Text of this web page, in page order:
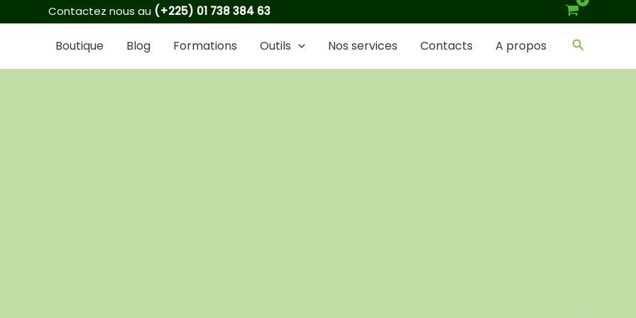
Contactez nous au (+225) 01 738 384 63
Boutique Blog Formations Outils Nos services Contacts A propos
8
produits
6
produits
2
produits
21
produits
6
produits
1
produit
5
produits
16
produits
3
produits